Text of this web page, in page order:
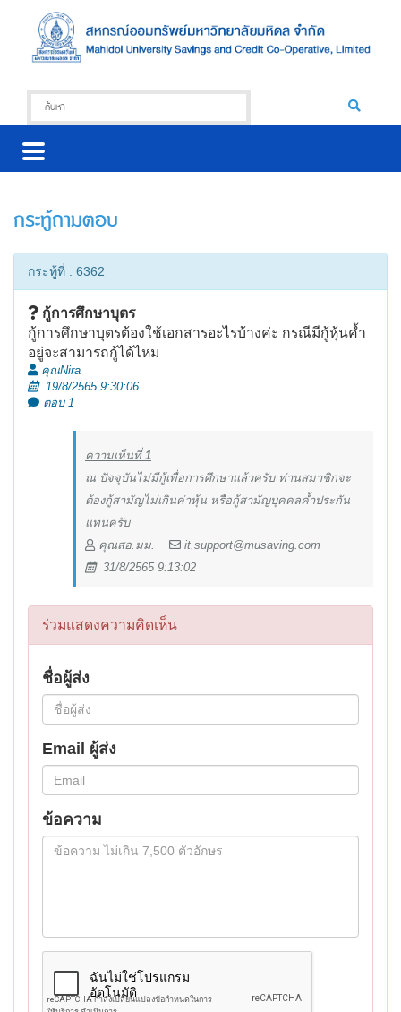
กระทู้ถามตอบ
กระทู้ที่ : 6362
กู้การศึกษาบุตร
กู้การศึกษาบุตรต้องใช้เอกสารอะไรบ้างค่ะ กรณีมีกู้หุ้นค้ำ
อยู่จะสามารถกู้ได้ไหม
คุณNira
19/8/2565 9:30:06
ตอบ 1
ความเห็นที่1
ณ ปัจจุบันไม่มีกู้เพื่อการศึกษาแล้วครับ ท่านสมาชิกจะ
ต้องกู้สามัญไม่เกินค่าหุ้น หรือกู้สามัญบุคคลค้ำประกัน
แทนครับ
คุณสอ.มม.
it.support@musaving.com
31/8/2565 9:13:02
ร่วมแสดงความคิดเห็น
ชื่อผู้ส่ง
Email ผู้ส่ง
ข้อความ